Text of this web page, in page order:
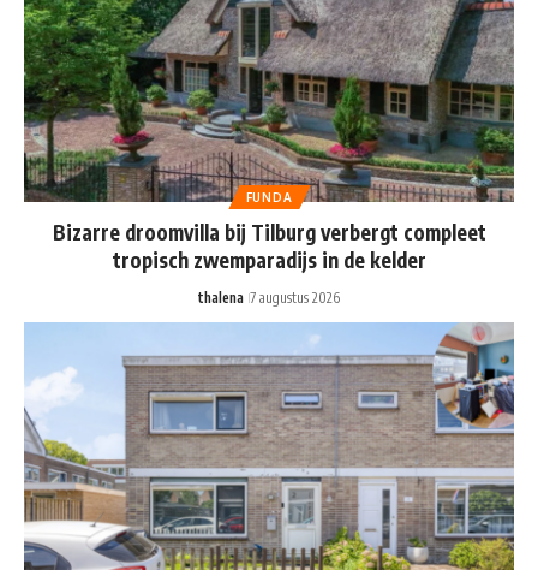
FUNDA
Bizarre droomvilla bij Tilburg verbergt compleet
tropisch zwemparadijs in de kelder
thalena 7 augustus 2026